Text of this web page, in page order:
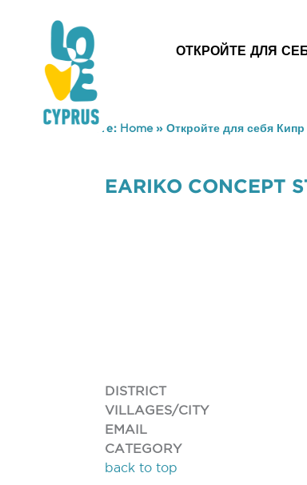
ОТКРОЙТЕ ДЛЯ
You are here: Home» Откройте для себя Кипр
EARIKO CONCEPT
DISTRICT
VILLAGES/CITY
EMAIL
CATEGORY
back to top